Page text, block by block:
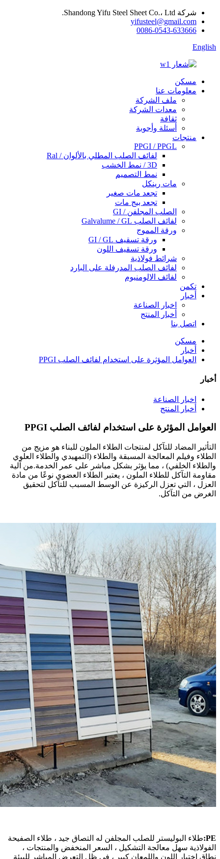
شركة Shandong Yifu Steel Sheet Co.، Ltd.
yifusteel@gmail.com
0086-0543-633666
English
مسكن
معلومات عنا
ملف الشركة
معدات الشركة
ثقافة
أسئلة وأجوبة
منتجات
PPGI / PPGL
لفائف الصلب المطلي بالألوان / Ral
3D / نمط الخشب
نمط التصميم
مات رينكل
تجعد مات صغير
تجعد بيج مات
الصلب المجلفن / GI
لفائف الصلب Galvalume / GL
ورقة المموج
ورقة تسقيف GI / GL
ورقة تسقيف اللون
شرائط فولاذية
لفائف الصلب المدرفلة على البارد
لفائف الالومنيوم
تكمن
أخبار
اخبار الصناعة
أخبار المنتج
اتصل بنا
مسكن
أخبار
العوامل المؤثرة على استخدام لفائف الصلب PPGI
أخبار
اخبار الصناعة
أخبار المنتج
العوامل المؤثرة على استخدام لفائف الصلب PPGI
التأثير المضاد للتآكل لمنتجات الطلاء الملون للبناء هو مزيج من
الطلاء وفيلم المعالجة المسبقة والطلاء (التمهيدي والطلاء العلوي
والطلاء الخلفي) ، مما يؤثر بشكل مباشر على عمر الخدمة.من آلية
مقاومة التآكل للطلاء الملون ، يعتبر الطلاء العضوي نوعًا من مادة
العزل ، التي تعزل الركيزة عن الوسط المسبب للتآكل لتحقيق
الغرض من التآكل.
PE: طلاء البوليستر للصلب المجلفن له التصاق جيد ، طلاء الصفيحة
الفولاذية سهل معالجة التشكيل ، السعر المنخفض والمنتجات ،
نطاق اختيار اللون واللمعان كبير ، في ظل التعرض المباشر للبيئة